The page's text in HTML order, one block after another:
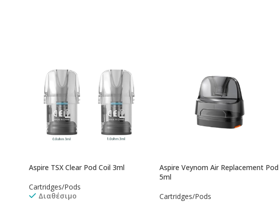
Aspire TSX Clear Pod Coil 3ml
Cartridges/Pods
Διαθέσιμο
Aspire Veynom Air Replacement Pod
5ml
Cartridges/Pods